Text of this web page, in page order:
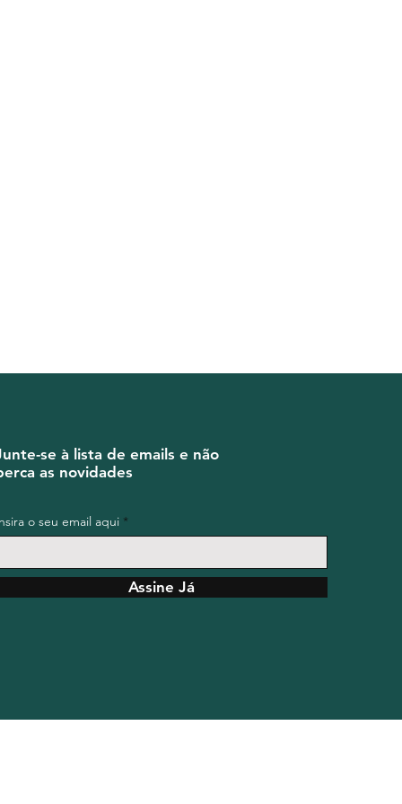
se à lista de emails e não
as novidades
o seu email aqui
Assine Já